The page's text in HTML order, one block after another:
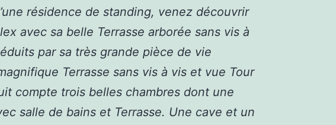
résidence de standing, venez découvrir
avec sa belle Terrasse arborée sans vis à
par sa très grande pièce de vie
Terrasse sans vis à vis et vue Tour
compte trois belles chambres dont une
salle de bains et Terrasse. Une cave et un